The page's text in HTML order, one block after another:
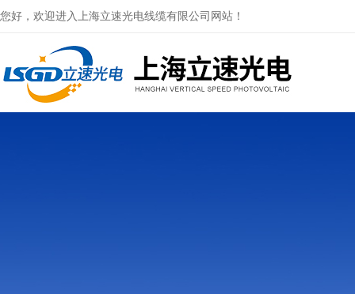
您好，欢迎进入上海立速光电线缆有限公司网站！